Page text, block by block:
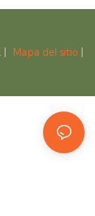
Mapa del sitio